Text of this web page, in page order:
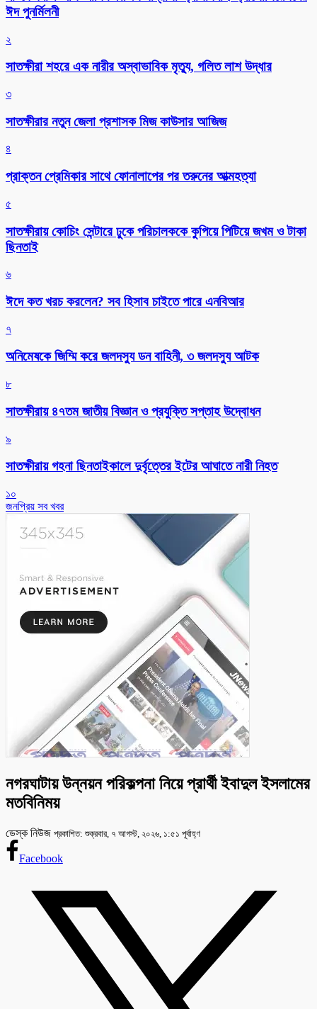
ঈদ পুনর্মিলনী
২
সাতক্ষীরা শহরে এক নারীর অস্বাভাবিক মৃত্যু, গলিত লাশ উদ্ধার
৩
সাতক্ষীরার নতুন জেলা প্রশাসক মিজ কাউসার আজিজ
৪
প্রাক্তন প্রেমিকার সাথে ফোনালাপের পর তরুনের আত্মহত্যা
৫
সাতক্ষীরায় কোচিং সেন্টারে ঢুকে পরিচালককে কুপিয়ে পিটিয়ে জখম ও টাকা
ছিনতাই
৬
ঈদে কত খরচ করলেন? সব হিসাব চাইতে পারে এনবিআর
৭
অনিমেষকে জিম্মি করে জলদস্যু ডন বাহিনী, ৩ জলদস্যু আটক
৮
সাতক্ষীরায় ৪৭তম জাতীয় বিজ্ঞান ও প্রযুক্তি সপ্তাহ উদ্বোধন
৯
সাতক্ষীরায় গহনা ছিনতাইকালে দুর্বৃত্তের ইটের আঘাতে নারী নিহত
১০
জনপ্রিয় সব খবর
নগরঘাটায় উন্নয়ন পরিকল্পনা নিয়ে প্রার্থী ইবাদুল ইসলামের
মতবিনিময়
ডেস্ক নিউজ প্রকাশিত: শুক্রবার, ৭ আগস্ট, ২০২৬, ১:৫১ পূর্বাহ্ণ
Facebook